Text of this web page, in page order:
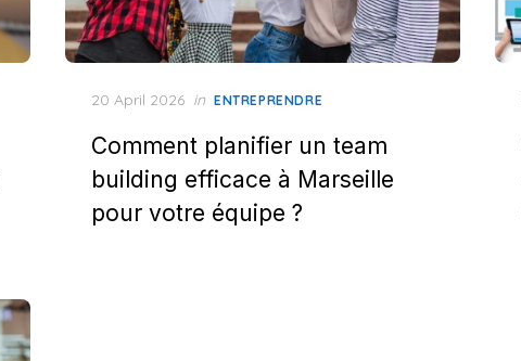
Posted
20 April 2026 in ENTREPRENDRE
Comment planifier un team
building efficace à Marseille
pour votre équipe ?